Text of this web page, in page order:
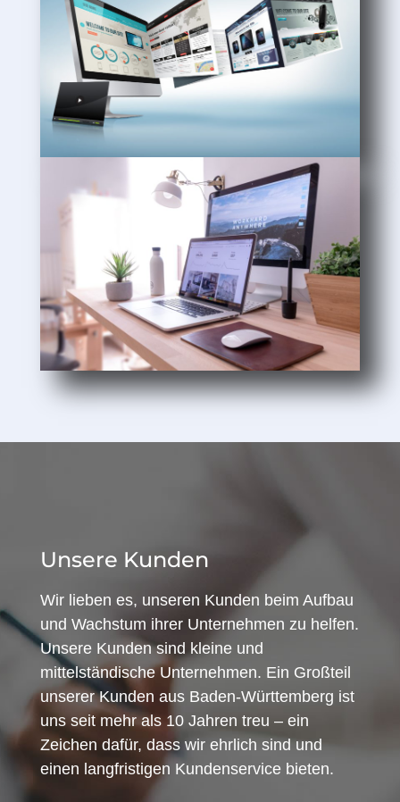
Unsere Kunden
Wir lieben es, unseren Kunden beim Aufbau
und Wachstum ihrer Unternehmen zu helfen.
Unsere Kunden sind kleine und
mittelständische Unternehmen. Ein Großteil
unserer Kunden aus Baden-Württemberg ist
uns seit mehr als 10 Jahren treu – ein
Zeichen dafür, dass wir ehrlich sind und
einen langfristigen Kundenservice bieten.